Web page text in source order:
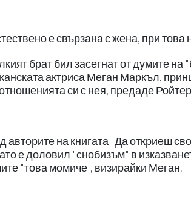
е свързана с жена, при
брат бил засегнат от думите
актриса Меган Маркъл,
си с нея, предаде
авторите на книгата "Да откриеш
е доловил "снобизъм" в
"това момиче", визирайки Меган.